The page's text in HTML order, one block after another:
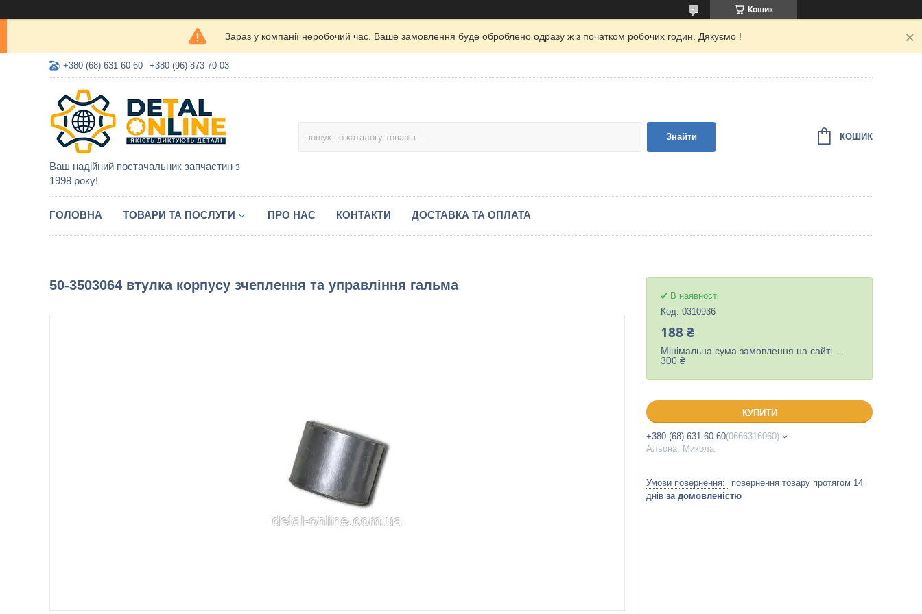
Кошик
Зараз у компанії неробочий час. Ваше замовлення буде оброблено одразу ж з початком робочих годин. Дякуємо !
+380 (68) 631-60-60 +380 (96) 873-70-03
Ваш надійний постачальник запчастин з
1998 року!
Знайти КОШИК
ГОЛОВНА ТОВАРИ ТА ПОСЛУГИ ПРО НАС КОНТАКТИ ДОСТАВКА ТА ОПЛАТА
50-3503064 втулка корпусу зчеплення та управління гальма
В наявності
Код: 0310936
188 ₴
Мінімальна сума замовлення на сайті —
300 ₴
КУПИТИ
+380 (68) 631-60-60 0666316060
Альона, Микола
повернення товару протягом 14
днів за домовленістю